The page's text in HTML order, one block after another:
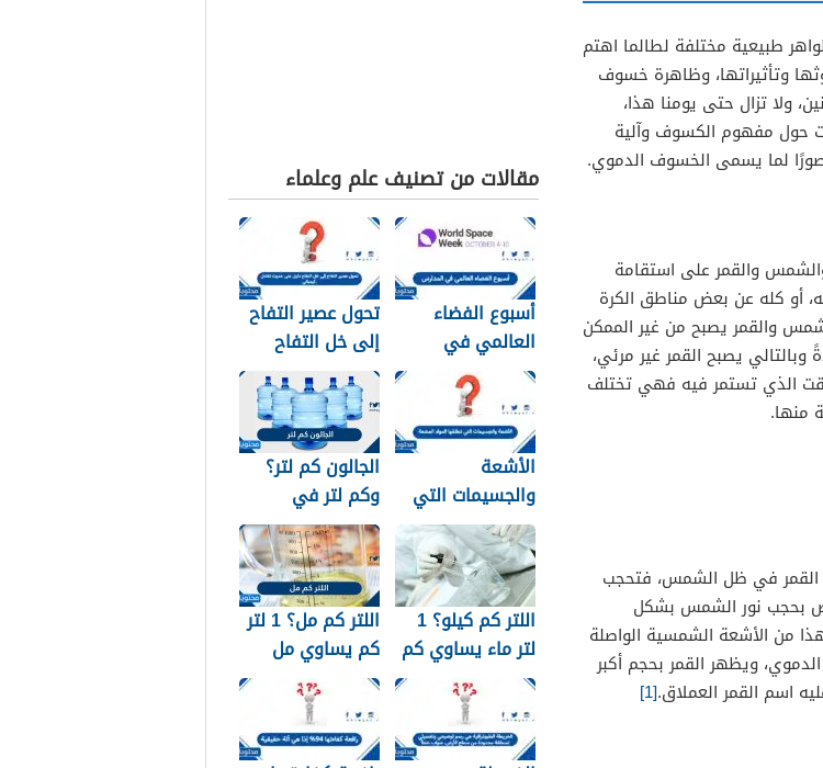
طبيعية مختلفة لطالما اهتم
وتأثيراتها، وظاهرة خسوف
ولا تزال حتى يومنا هذا،
حول مفهوم الكسوف وآلية
لما يسمى الخسوف الدموي.
والقمر على استقامة
أو كله عن بعض مناطق الكرة
والقمر يصبح من غير الممكن
يصبح القمر غير مرئي،
الذي تستمر فيه فهي تختلف
منها.
القمر في ظل الشمس، فتحجب
بحجب نور الشمس بشكل
من الأشعة الشمسية الواصلة
ويظهر القمر بحجم أكبر
اسم القمر العملاق.[1]
مقالات من تصنيف علم وعلماء
أسبوع الفضاء
العالمي في
المدارس 2026
تحول عصير التفاح
إلى خل التفاح
دليل على حدوث
تفاعل كيميائي.
الأشعة
والجسيمات التي
تطلقها المواد
المشعة
الجالون كم لتر؟
وكم لتر في
الجالون الواحد؟
شرح مبسط
اللتر كم كيلو؟ 1
لتر ماء يساوي كم
كيلو بالضبط؟
اللتر كم مل؟ 1 لتر
كم يساوي مل
بالضبط – شرح
مبسّط وواضح